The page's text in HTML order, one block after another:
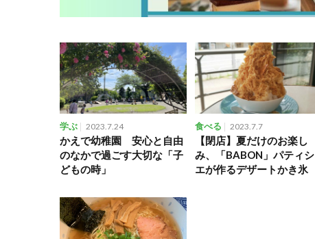
学ぶ 2023.7.24
かえで幼稚園 安心と自由
のなかで過ごす大切な「子
どもの時」
食べる 2023.7.7
【閉店】夏だけのお楽し
み、「BABON」パティシ
エが作るデザートかき氷